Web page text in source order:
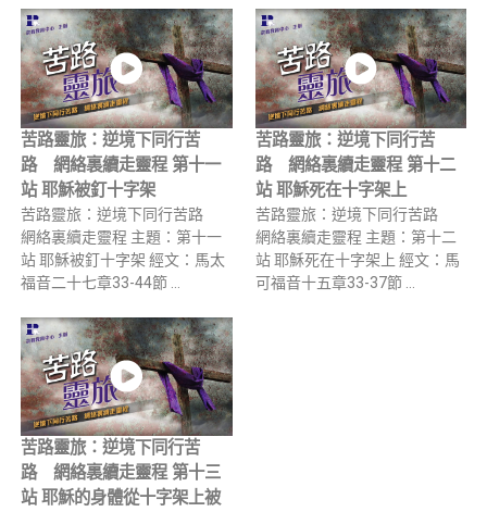
苦路靈旅：逆境下同行苦
路 網絡裏續走靈程 第十一
站 耶穌被釘十字架
苦路靈旅：逆境下同行苦路
網絡裏續走靈程 主題：第十一
站 耶穌被釘十字架 經文：馬太
福音二十七章33-44節 …
苦路靈旅：逆境下同行苦
路 網絡裏續走靈程 第十二
站 耶穌死在十字架上
苦路靈旅：逆境下同行苦路
網絡裏續走靈程 主題：第十二
站 耶穌死在十字架上 經文：馬
可福音十五章33-37節 …
苦路靈旅：逆境下同行苦
路 網絡裏續走靈程 第十三
站 耶穌的身體從十字架上被